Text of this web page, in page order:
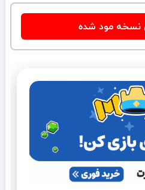
نسخه مود شده